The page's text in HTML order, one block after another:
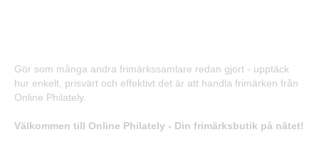
Gör som många andra frimärkssamlare redan gjort - upptäck
hur enkelt, prisvärt och effektivt det är att handla frimärken från
Online Philately.
Välkommen till Online Philately - Din frimärksbutik på nätet!